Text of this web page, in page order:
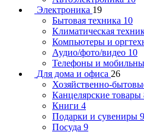
Электроника 19
Бытовая техника 10
Климатическая
Компьютеры и
Аудио/фото/видео 10
Телефоны и
Для дома и офиса 26
Хозяйственно-
Канцелярские товары
Книги 4
Подарки и сувениры 9
Посуда 9